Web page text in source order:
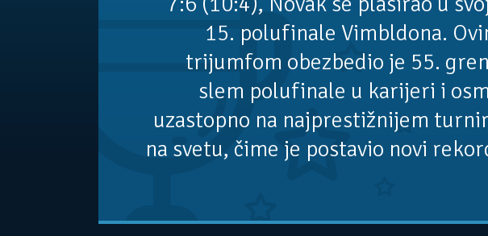
15. polufinale Vimbldona.
trijumfom obezbedio je 55.
slem polufinale u karijeri i
uzastopno na najprestižnijem
na svetu, čime je postavio novi